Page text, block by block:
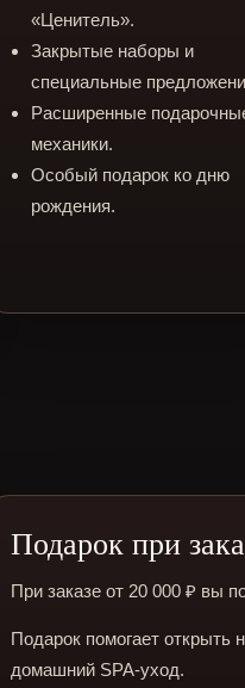
«Ценитель».
Закрытые наборы и
специальные
Расширенные
механики.
Особый подарок ко дню
рождения.
Подарок при
При заказе от 20 000 ₽ вы
Подарок помогает открыть
домашний SPA-уход.